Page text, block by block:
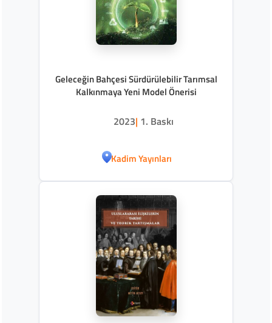
Geleceğin Bahçesi Sürdürülebilir Tarımsal
Kalkınmaya Yeni Model Önerisi
2023| 1. Baskı
Kadim Yayınları